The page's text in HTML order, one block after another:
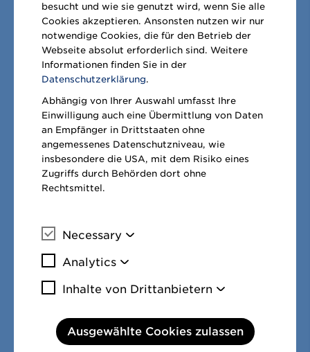
bekennt sich METRO durch die
Mitgliedschaft im Deutschen Investor
Relations Verband e. V. (DIRK) zu den
Grundsätzen einer offenen und
kontinuierlichen Kommunikationspolitik
und bringt sich aktiv in die Verbandsarbeit
RELATIONS
Investor Relations
Schlüterstraße 1
40235 Düsseldorf
besucht und wie sie genutzt wird, wenn Sie alle
Cookies akzeptieren. Ansonsten nutzen wir nur
notwendige Cookies, die für den Betrieb der
Webseite absolut erforderlich sind. Weitere
Informationen finden Sie in der
Datenschutzerklärung.
Abhängig von Ihrer Auswahl umfasst Ihre
Einwilligung auch eine Übermittlung von Daten
an Empfänger in Drittstaaten ohne
angemessenes Datenschutzniveau, wie
insbesondere die USA, mit dem Risiko eines
Zugriffs durch Behörden dort ohne
Rechtsmittel.
Necessary Mehr Informationen
Analytics Mehr Informationen
Inhalte von Drittanbietern Mehr
Ausgewählte Cookies zulassen